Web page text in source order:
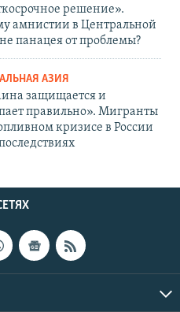
решение».
амнистии в Центральной
панацея от проблемы?
АЗИЯ
защищается и
правильно». Мигранты
кризисе в России